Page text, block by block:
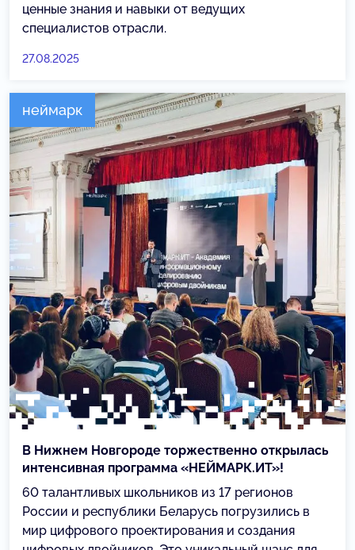
ценные знания и навыки от ведущих
специалистов отрасли.
27.08.2025
неймарк
В Нижнем Новгороде торжественно открылась
интенсивная программа «НЕЙМАРК.ИТ»!
60 талантливых школьников из 17 регионов
России и республики Беларусь погрузились в
мир цифрового проектирования и создания